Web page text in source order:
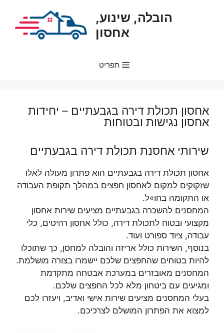
הובלה, שינוע,
אחסון
תפריט
אחסון תכולת דירה בגבעתיים – יחידות
אחסון נגישות ובטוחות
שירותי אחסנת תכולת דירה בגבעתיים
אחסון תכולת דירה בגבעתיים הוא פתרון מעולה לאלו
שזקוקים למקום לאחסון חפצים במהלך תקופת העבודה
או התקומה בחו»ל.
המחסנים להשכרה בגבעתיים מציעים שירות אחסון
מקצועי ובטוח לתכולת דירה, כולל אחסון רהיטים, כלי
עבודה, ציוד ספורט ועוד.
בנוסף, השירות כולל אריזה והובלה למחסן, כך שתוכלו
להיות בטוחים שהחפצים שלכם יישמרו בצורה מושלמת.
המחסנים מאובזרים במערכת אבטחה מתקדמת
ומגיעים עם ביטחון מלא לכל החפצים שלכם.
בעלי המחסנים מציעים שירות אישי ואדיב, ויעזרו לכם
למצוא את הפתרון המושלם לצרכיכם.